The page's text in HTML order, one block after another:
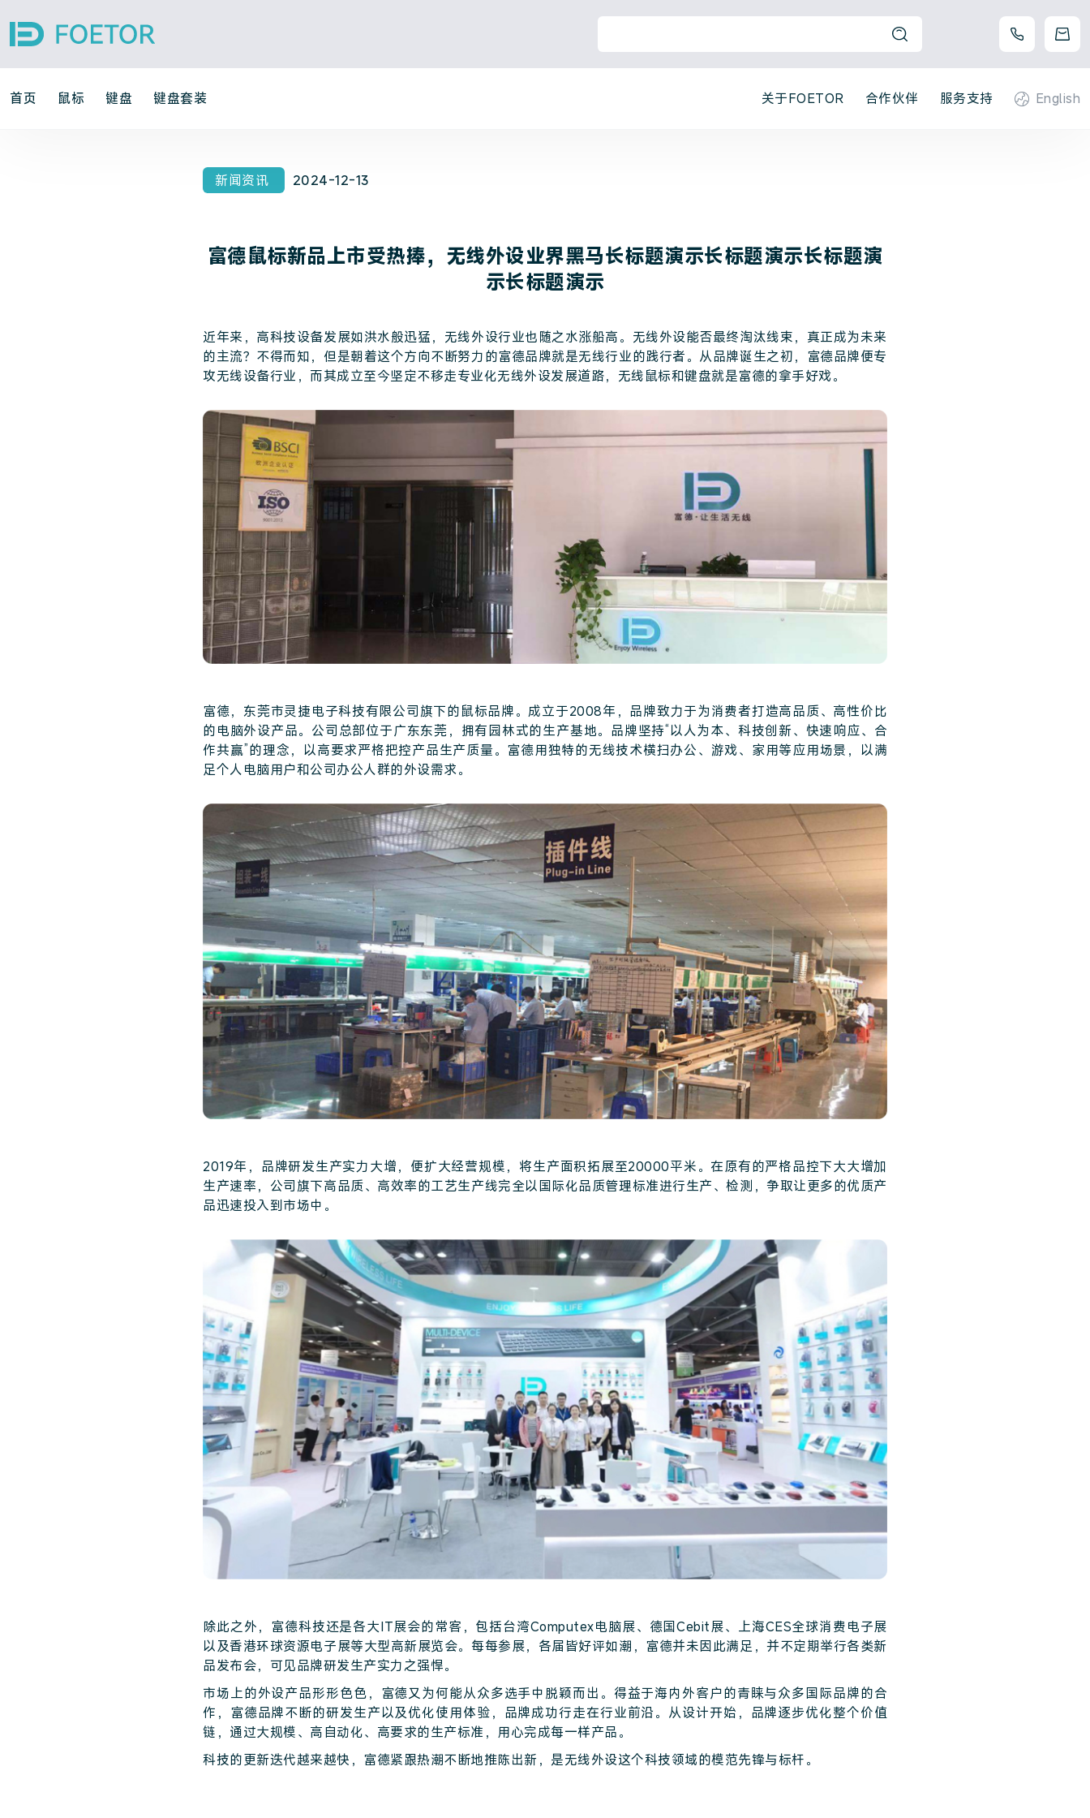
首页 鼠标 键盘 键盘套装 关于FOETOR 合作伙伴 服务支持 English
新闻资讯 2024-12-13
富德鼠标新品上市受热捧，无线外设业界黑马长标题演示长标题演示长标题演
示长标题演示
近年来，高科技设备发展如洪水般迅猛，无线外设行业也随之水涨船高。无线外设能否最终淘汰线束，真正成为未来
的主流？不得而知，但是朝着这个方向不断努力的富德品牌就是无线行业的践行者。从品牌诞生之初，富德品牌便专
攻无线设备行业，而其成立至今坚定不移走专业化无线外设发展道路，无线鼠标和键盘就是富德的拿手好戏。
富德，东莞市灵捷电子科技有限公司旗下的鼠标品牌。成立于2008年，品牌致力于为消费者打造高品质、高性价比
的电脑外设产品。公司总部位于广东东莞，拥有园林式的生产基地。品牌坚持“以人为本、科技创新、快速响应、合
作共赢”的理念，以高要求严格把控产品生产质量。富德用独特的无线技术横扫办公、游戏、家用等应用场景，以满
足个人电脑用户和公司办公人群的外设需求。
2019年，品牌研发生产实力大增，便扩大经营规模，将生产面积拓展至20000平米。在原有的严格品控下大大增加
生产速率，公司旗下高品质、高效率的工艺生产线完全以国际化品质管理标准进行生产、检测，争取让更多的优质产
品迅速投入到市场中。
除此之外，富德科技还是各大IT展会的常客，包括台湾Computex电脑展、德国Cebit展、上海CES全球消费电子展
以及香港环球资源电子展等大型高新展览会。每每参展，各届皆好评如潮，富德并未因此满足，并不定期举行各类新
品发布会，可见品牌研发生产实力之强悍。
市场上的外设产品形形色色，富德又为何能从众多选手中脱颖而出。得益于海内外客户的青睐与众多国际品牌的合
作，富德品牌不断的研发生产以及优化使用体验，品牌成功行走在行业前沿。从设计开始，品牌逐步优化整个价值
链，通过大规模、高自动化、高要求的生产标准，用心完成每一样产品。
科技的更新迭代越来越快，富德紧跟热潮不断地推陈出新，是无线外设这个科技领域的模范先锋与标杆。